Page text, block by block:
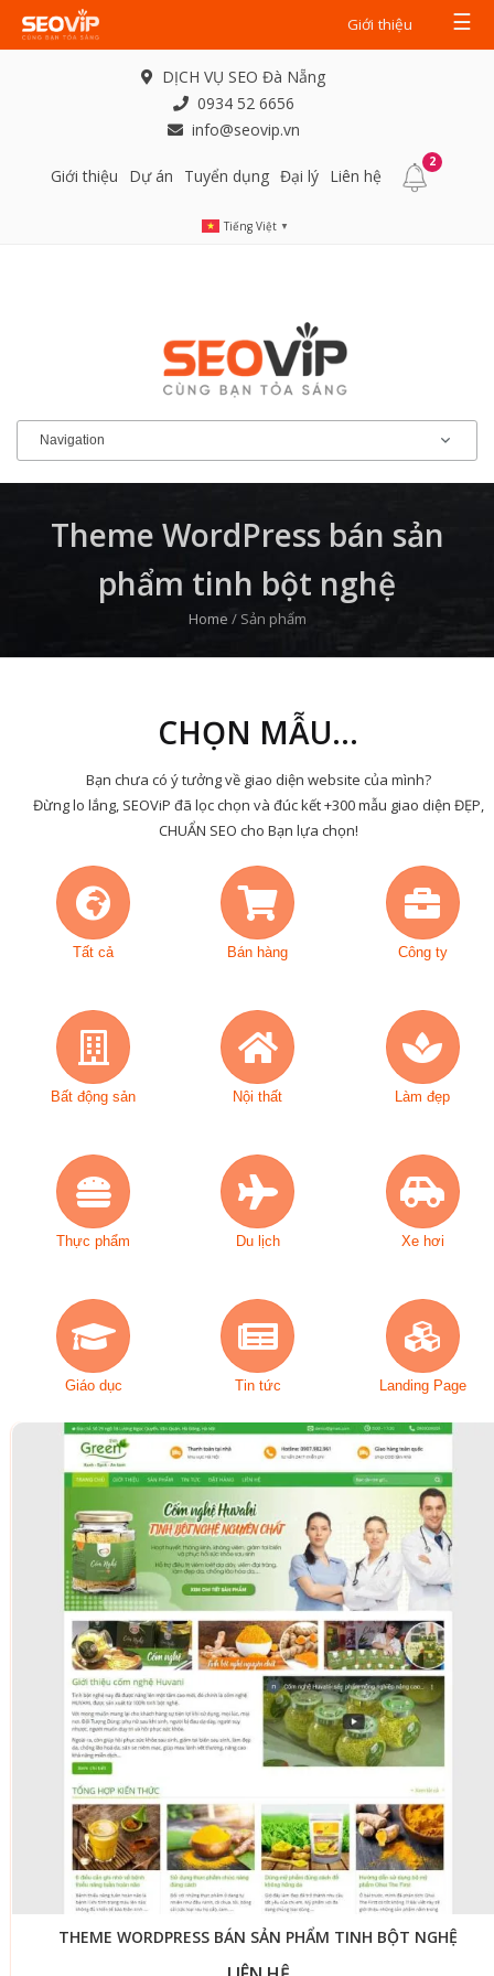
Giới thiệu ☰
DỊCH VỤ SEO Đà Nẵng
0934 52 6656
info@seovip.vn
Giới thiệu Dự án Tuyển dụng Đại lý Liên hệ
2
Tiếng Việt ▼
Theme WordPress bán sản
phẩm tinh bột nghệ
Home / Sản phẩm
CHỌN MẪU...
Bạn chưa có ý tưởng về giao diện website của mình?
Đừng lo lắng, SEOViP đã lọc chọn và đúc kết +300 mẫu giao diện ĐẸP,
CHUẨN SEO cho Bạn lựa chọn!
Tất cả Bán hàng Công ty
Bất động sản Nội thất Làm đẹp
Thực phẩm Du lịch Xe hơi
Giáo dục Tin tức Landing Page
THEME WORDPRESS BÁN SẢN PHẨM TINH BỘT NGHỆ